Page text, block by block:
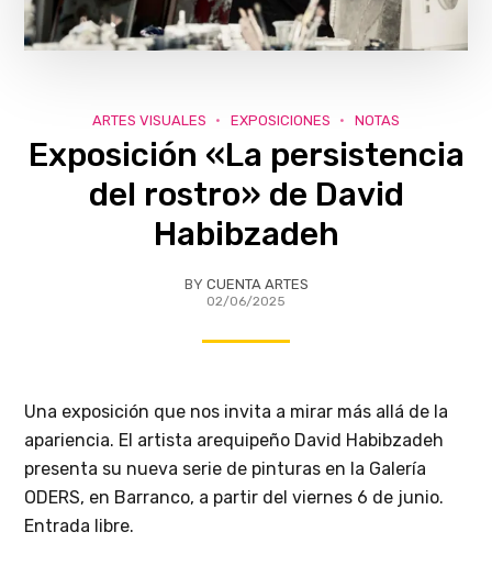
ARTES VISUALES EXPOSICIONES NOTAS
Exposición «La persistencia
del rostro» de David
Habibzadeh
BY CUENTA ARTES
02/06/2025
Una exposición que nos invita a mirar más allá de la
apariencia. El artista arequipeño David Habibzadeh
presenta su nueva serie de pinturas en la Galería
ODERS, en Barranco, a partir del viernes 6 de junio.
Entrada libre.